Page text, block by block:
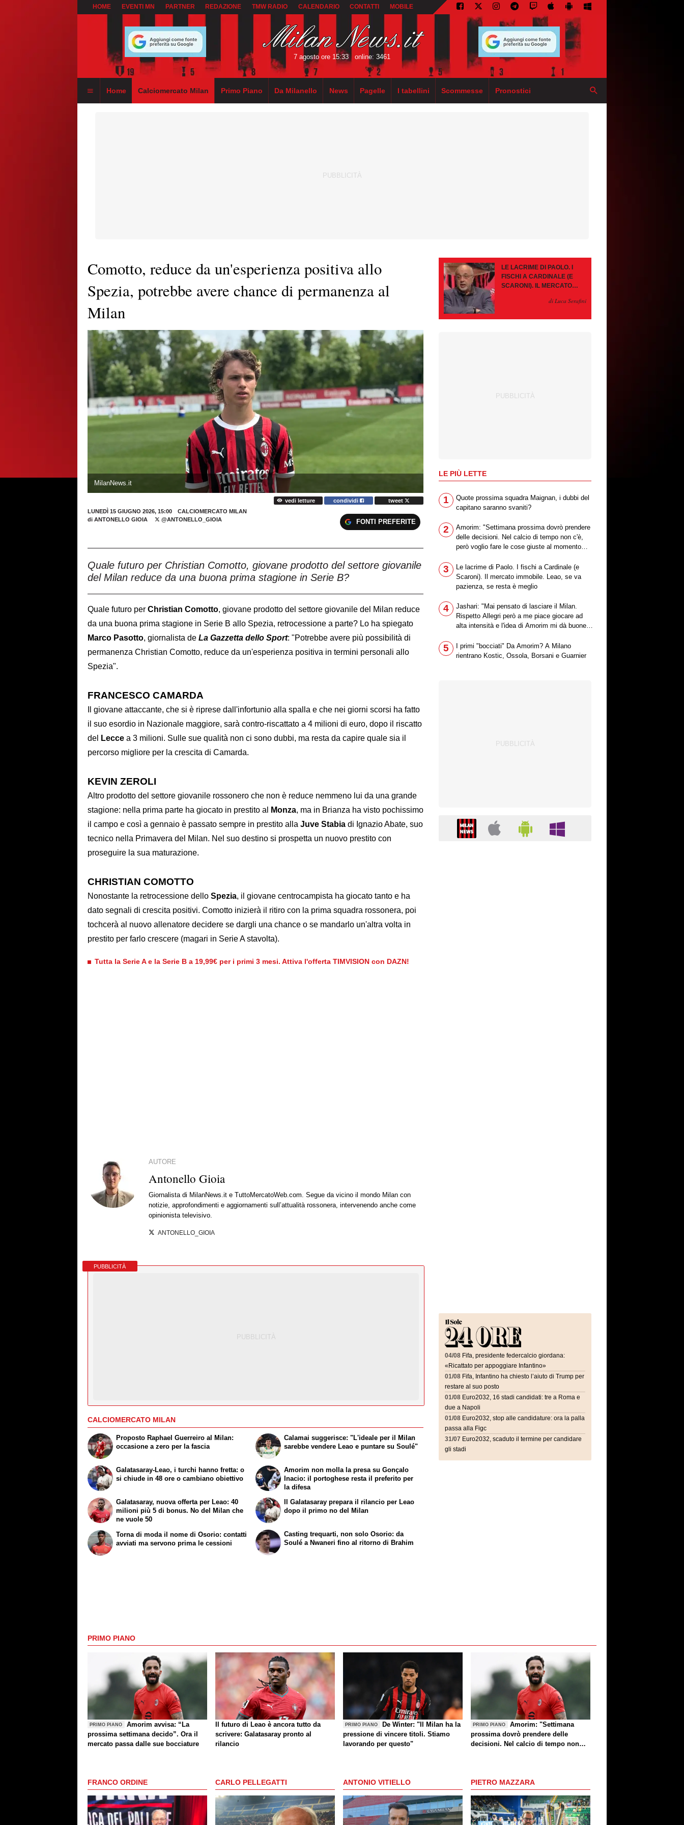
HOME EVENTI MN PARTNER REDAZIONE TMW RADIO CALENDARIO CONTATTI MOBILE
7 agosto ore 15:33 online: 3461
Home Calciomercato Milan Primo Piano Da Milanello News Pagelle I tabellini Scommesse Pronostici
Comotto, reduce da un'esperienza positiva allo
Spezia, potrebbe avere chance di permanenza al
Milan
MilanNews.it
vedi letture condividi
tweet
LUNEDÌ 15 GIUGNO 2026, 15:00
CALCIOMERCATO MILAN
di ANTONELLO GIOIA @ANTONELLO_GIOIA FONTI PREFERITE
Quale futuro per Christian Comotto, giovane prodotto del settore giovanile
del Milan reduce da una buona prima stagione in Serie B?
Quale futuro per Christian Comotto, giovane prodotto del settore giovanile del Milan reduce
da una buona prima stagione in Serie B allo Spezia, retrocessione a parte? Lo ha spiegato
Marco Pasotto, giornalista de La Gazzetta dello Sport: "Potrebbe avere più possibilità di
permanenza Christian Comotto, reduce da un'esperienza positiva in termini personali allo
Spezia".
FRANCESCO CAMARDA
Il giovane attaccante, che si è riprese dall'infortunio alla spalla e che nei giorni scorsi ha fatto
il suo esordio in Nazionale maggiore, sarà contro-riscattato a 4 milioni di euro, dopo il riscatto
del
Lecce a 3 milioni. Sulle sue qualità non ci sono dubbi, ma resta da capire quale sia il
percorso migliore per la crescita di Camarda.
KEVIN ZEROLI
Altro prodotto del settore giovanile rossonero che non è reduce nemmeno lui da una grande
stagione: nella prima parte ha giocato in prestito al
Monza, ma in Brianza ha visto pochissimo
il campo e così a gennaio è passato sempre in prestito alla Juve Stabia di Ignazio Abate, suo
tecnico nella Primavera del Milan. Nel suo destino si prospetta un nuovo prestito con
proseguire la sua maturazione.
CHRISTIAN COMOTTO
Nonostante la retrocessione dello Spezia, il giovane centrocampista ha giocato tanto e ha
dato segnali di crescita positivi. Comotto inizierà il ritiro con la prima squadra rossonera, poi
tochcerà al nuovo allenatore decidere se dargli una chance o se mandarlo un'altra volta in
prestito per farlo crescere (magari in Serie A stavolta).
Tutta la Serie A e la Serie B a 19,99€ per i primi 3 mesi. Attiva l'offerta TIMVISION con DAZN!
AUTORE
Antonello Gioia
Giornalista di MilanNews.it e TuttoMercatoWeb.com. Segue da vicino il mondo Milan con
notizie, approfondimenti e aggiornamenti sull’attualità rossonera, intervenendo anche come
opinionista televisivo.
ANTONELLO_GIOIA
PUBBLICITÀ
CALCIOMERCATO MILAN
Proposto Raphael Guerreiro al Milan:
occasione a zero per la fascia
Galatasaray-Leao, i turchi hanno fretta: o
si chiude in 48 ore o cambiano obiettivo
Calamai suggerisce: "L'ideale per il Milan
sarebbe vendere Leao e puntare su Soulé"
Amorim non molla la presa su Gonçalo
Inacio: il portoghese resta il preferito per
la difesa
Galatasaray, nuova offerta per Leao: 40
milioni più 5 di bonus. No del Milan che
ne vuole 50
Torna di moda il nome di Osorio: contatti
avviati ma servono prima le cessioni
Il Galatasaray prepara il rilancio per Leao
dopo il primo no del Milan
Casting trequarti, non solo Osorio: da
Soulé a Nwaneri fino al ritorno di Brahim
LE LACRIME DI PAOLO. I
FISCHI A CARDINALE (E
SCARONI). IL MERCATO
PAZIENZA, SE RESTA È
di Luca Serafini
LE PIÙ LETTE
1
Quote prossima squadra Maignan, i dubbi del
capitano saranno svaniti?
2
Amorim: "Settimana prossima dovrò prendere
delle decisioni. Nel calcio di tempo non c'è,
però voglio fare le cose giuste al momento
3
Le lacrime di Paolo. I fischi a Cardinale (e
Scaroni). Il mercato immobile. Leao, se va
pazienza, se resta è meglio
4
Jashari: "Mai pensato di lasciare il Milan.
Rispetto Allegri però a me piace giocare ad
alta intensità e l'idea di Amorim mi dà buone
5
I primi "bocciati" Da Amorim? A Milano
rientrano Kostic, Ossola, Borsani e Guarnier
04/08 Fifa, presidente federcalcio giordana:
«Ricattato per appoggiare Infantino»
01/08 Fifa, Infantino ha chiesto l’aiuto di Trump per
restare al suo posto
01/08 Euro2032, 16 stadi candidati: tre a Roma e
due a Napoli
01/08 Euro2032, stop alle candidature: ora la palla
passa alla Figc
31/07 Euro2032, scaduto il termine per candidare
gli stadi
PRIMO PIANO
PRIMO PIANO
Amorim avvisa: “La
prossima settimana decido”. Ora il
mercato passa dalle sue bocciature
Il futuro di Leao è ancora tutto da
scrivere: Galatasaray pronto al
rilancio
PRIMO PIANO
De Winter: "Il Milan ha la
pressione di vincere titoli. Stiamo
lavorando per questo"
PRIMO PIANO
Amorim: "Settimana
prossima dovrò prendere delle
decisioni. Nel calcio di tempo non
FRANCO ORDINE CARLO PELLEGATTI ANTONIO VITIELLO PIETRO MAZZARA